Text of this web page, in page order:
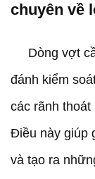
chuyên về
Dòng vợt
đánh kiểm
các rãnh
Điều này giúp
và tạo ra